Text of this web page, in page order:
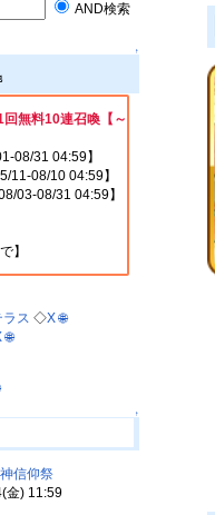
AND検索
↑
無料10連召喚【～
08/31 04:59】
11-08/10 04:59】
03-08/31 04:59】
】
ス ◇X🌐
🌐
↑
信仰祭
金) 11:59